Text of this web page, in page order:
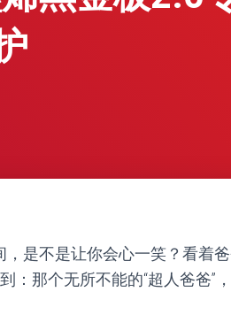
是不是让你会心一笑？看着
：那个无所不能的“超人爸爸”